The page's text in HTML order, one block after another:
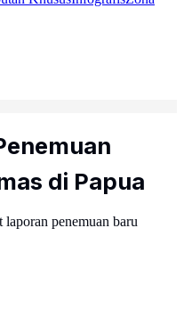
di Papua
laporan penemuan baru